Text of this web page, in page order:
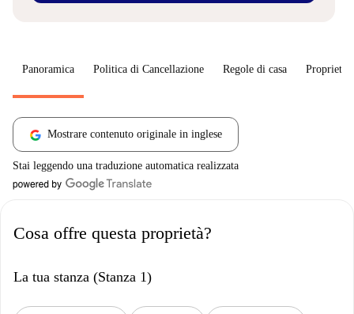
Panoramica Politica di Cancellazione Regole di casa
Mostrare contenuto originale in inglese
Stai leggendo una traduzione automatica realizzata
Cosa offre questa proprietà?
La tua stanza (Stanza 1)